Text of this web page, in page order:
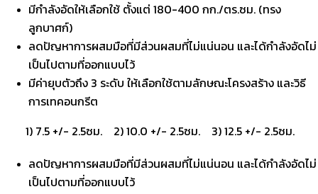
มีกำลังอัดให้เลือกใช้ ตั้งแต่ 180-400 กก./ตร.ซม. (ทรง
ลูกบาศก์)
ลดปัญหาการผสมมือที่มีส่วนผสมที่ไม่แน่นอน และได้กำลังอัดไม่
เป็นไปตามที่ออกแบบไว้
มีค่ายุบตัวถึง 3 ระดับ ให้เลือกใช้ตามลักษณะโครงสร้าง และวิธี
การเทคอนกรีต
1) 7.5 +/- 2.5ซม. 2) 10.0 +/- 2.5ซม. 3) 12.5 +/- 2.5ซม.
ลดปัญหาการผสมมือที่มีส่วนผสมที่ไม่แน่นอน และได้กำลังอัดไม่
เป็นไปตามที่ออกแบบไว้